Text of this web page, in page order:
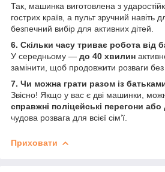
Так, машинка виготовлена з
гострих країв, а пульт зручний навіть
безпечний вибір для активних дітей.
6. Скільки часу триває робота від
У середньому — до 40 хвилин
замінити, щоб продовжити розваги без
7. Чи можна грати разом із
Звісно! Якщо у вас є дві машинки,
справжні поліцейські перегони
чудова розвага для всієї сім’ї.
Приховати